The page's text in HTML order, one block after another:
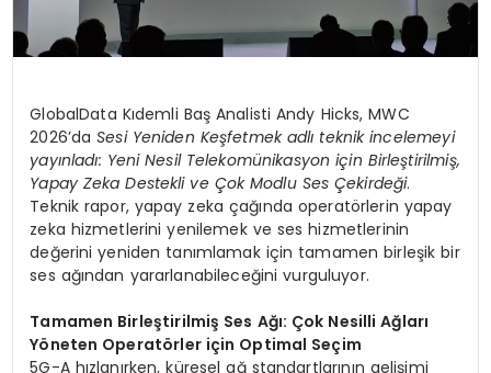
GlobalData Kıdemli Baş Analisti Andy Hicks, MWC
2026’daSesi Yeniden Keşfetmek adlı teknik incelemeyi
yayınladı: Yeni Nesil Telekomünikasyon için Birleştirilmiş,
Yapay Zeka Destekli ve Çok Modlu Ses Çekirdeği.
Teknik rapor, yapay zeka çağında operatörlerin yapay
zeka hizmetlerini yenilemek ve ses hizmetlerinin
değerini yeniden tanımlamak için tamamen birleşik bir
ses ağından yararlanabileceğini vurguluyor.
Tamamen Birleştirilmiş Ses Ağı: Çok Nesilli Ağları
Yöneten Operatörler için Optimal Seçim
5G-A hızlanırken, küresel ağ standartlarının gelişimi